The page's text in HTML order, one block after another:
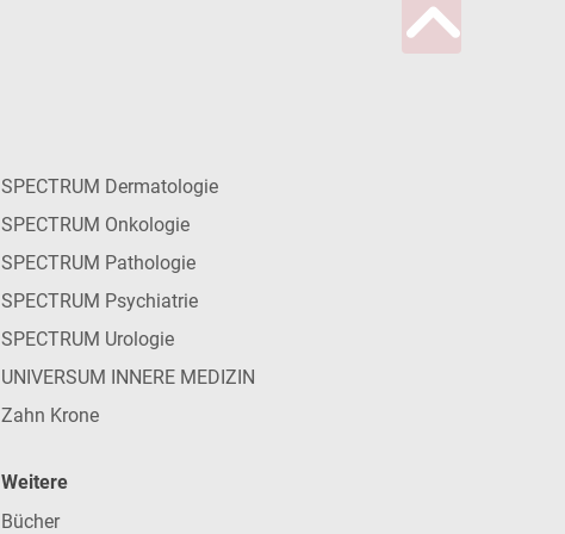
SPECTRUM Dermatologie
SPECTRUM Onkologie
SPECTRUM Pathologie
SPECTRUM Psychiatrie
SPECTRUM Urologie
UNIVERSUM INNERE MEDIZIN
Zahn Krone
Weitere
Bücher